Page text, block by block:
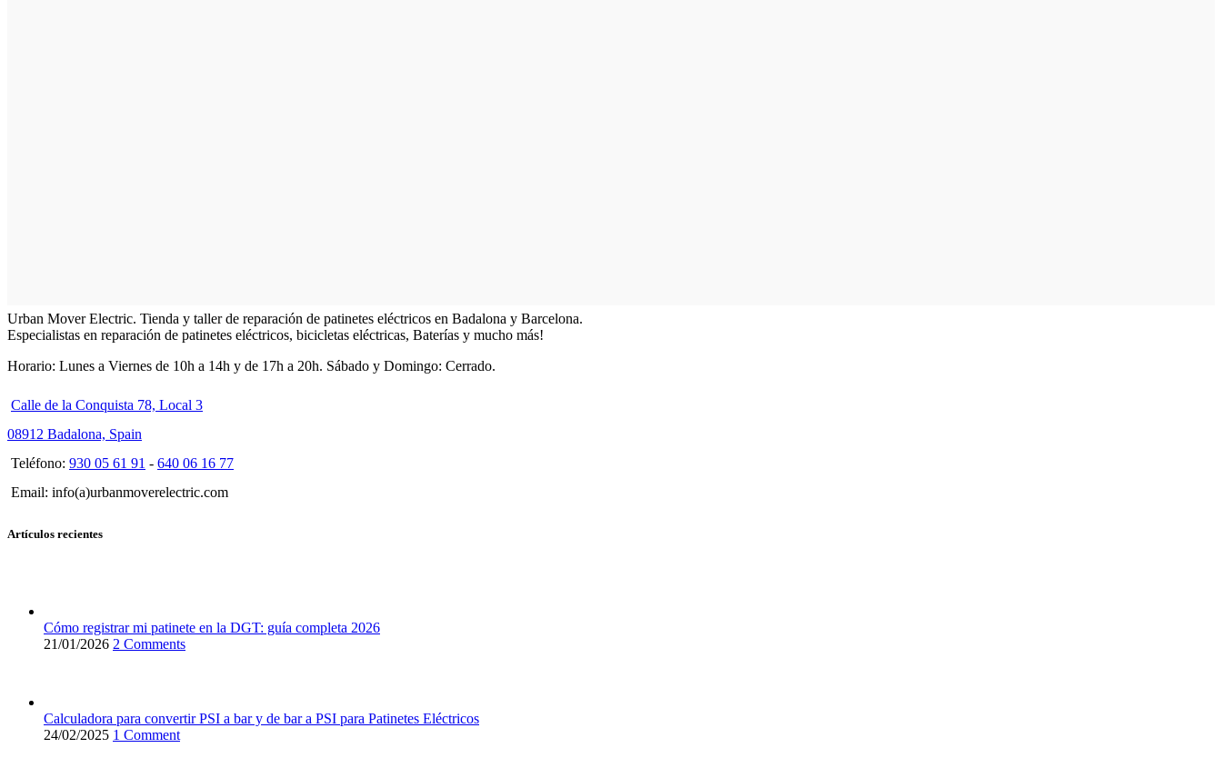
Urban Mover Electric. Tienda y taller de reparación de patinetes eléctricos en Badalona y Barcelona.
Especialistas en reparación de patinetes eléctricos, bicicletas eléctricas, Baterías y mucho más!
Horario: Lunes a Viernes de 10h a 14h y de 17h a 20h. Sábado y Domingo: Cerrado.
Calle de la Conquista 78, Local 3
08912 Badalona, Spain
Teléfono: 930 05 61 91 - 640 06 16 77
Email: info(a)urbanmoverelectric.com
Artículos recientes
Cómo registrar mi patinete en la DGT: guía completa 2026
21/01/2026 2 Comments
Calculadora para convertir PSI a bar y de bar a PSI para Patinetes Eléctricos
24/02/2025 1 Comment